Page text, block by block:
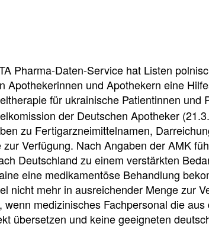
Pharma-Daten-Service hat Listen
Apothekerinnen und Apothekern eine
für ukrainische Patientinnen und
der Deutschen Apotheker
zu Fertigarzneimittelnamen,
zur Verfügung. Nach Angaben der AMK
Deutschland zu einem verstärkten
eine medikamentöse Behandlung
nicht mehr in ausreichender Menge zur
wenn medizinisches Fachpersonal die
übersetzen und keine geeigneten
n
e
l
l
z
u
e
t
e
i
l
h
e